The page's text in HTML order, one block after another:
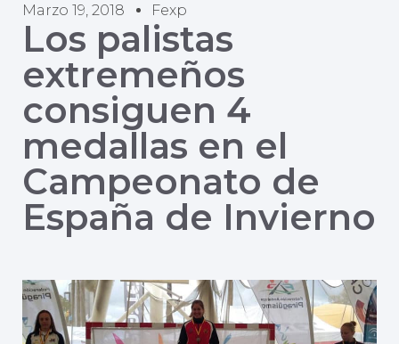
Marzo 19, 2018 Fexp
Los palistas
extremeños
consiguen 4
medallas en el
Campeonato de
España de Invierno